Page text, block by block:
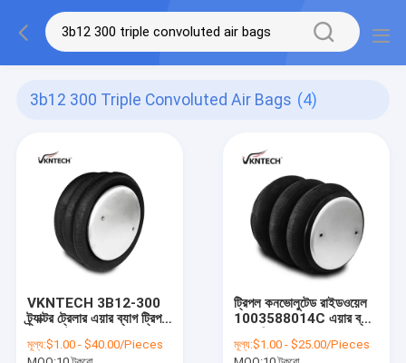
3b12 300 Triple Convoluted Air Bags (4)
VKNTECH 3B12-300
ট্র্যাক্টর ট্রেলার এয়ার ব্যাগ ট্রিপল
মূল্য:$1.00 - $40.00/Pieces
ট্রিপল কনভোলুটেড রাইডওয়েল
1003588014C এয়ার ব্যাগ
W01-358-8014
মূল্য:$1.00 - $25.00/Pieces